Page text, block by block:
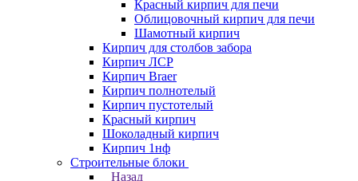
Красный кирпич для печи
Облицовочный кирпич для печи
Шамотный кирпич
Кирпич для столбов забора
Кирпич ЛСР
Кирпич Braer
Кирпич полнотелый
Кирпич пустотелый
Красный кирпич
Шоколадный кирпич
Кирпич 1нф
Строительные блоки
Назад